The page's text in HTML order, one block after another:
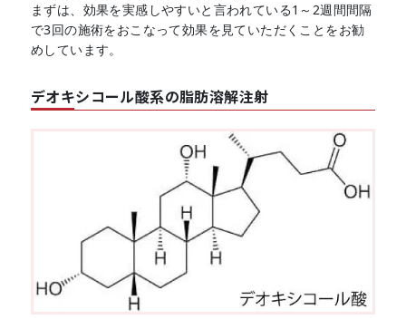
まずは、効果を実感しやすいと言われている1～2週間間隔
で3回の施術をおこなって効果を見ていただくことをお勧
めしています。
デオキシコール酸系の脂肪溶解注射